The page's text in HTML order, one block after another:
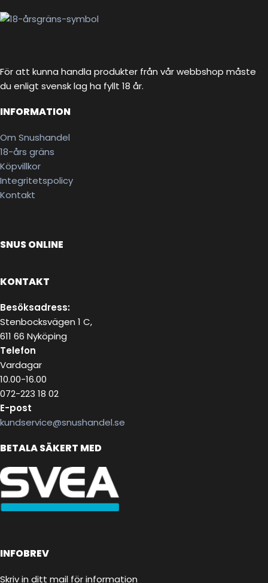
För att kunna handla produkter från vår webbshop måste
du enligt svensk lag ha fyllt 18 år.
INFORMATION
Om Snushandel
18-års gräns
Köpvillkor
Integritetspolicy
Kontakt
SNUS ONLINE
KONTAKT
Besöksadress:
Stenbocksvägen 1 C,
611 66 Nyköping
Telefon
Vardagar
10.00-16.00
072-223 18 02
E-post
kundservice@snushandel.se
BETALA SÄKERT MED
INFOBREV
Skriv in ditt mail för information